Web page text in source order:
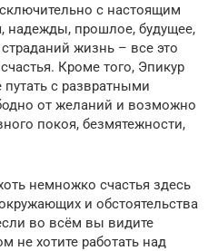
с настоящим
прошлое, будущее,
жизнь – все это
Кроме того, Эпикур
путать с развратными
от желаний и возможно
покоя, безмятежности,
немножко счастья здесь
и обстоятельства
во всём вы видите
не хотите работать над